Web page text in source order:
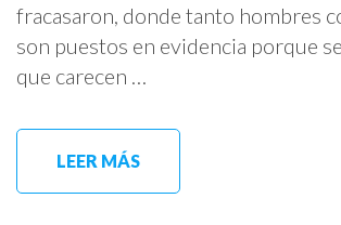
fracasaron, donde tanto hombres
son puestos en evidencia porque
que carecen …
LEER MÁS